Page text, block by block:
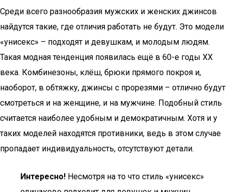
Среди всего разнообразия мужских и женских джинсов
найдутся такие, где отличия работать не будут. Это модели
«унисекс» – подходят и девушкам, и молодым людям.
Такая модная тенденция появилась ещё в 60-е годы XX
века. Комбинезоны, клёш, брюки прямого покроя и,
наоборот, в обтяжку, джинсы с прорезями – отлично будут
смотреться и на женщине, и на мужчине. Подобный стиль
считается наиболее удобным и демократичным. Хотя и у
таких моделей находятся противники, ведь в этом случае
пропадает индивидуальность, отсутствуют детали.
Интересно! Несмотря на то что стиль «унисекс»